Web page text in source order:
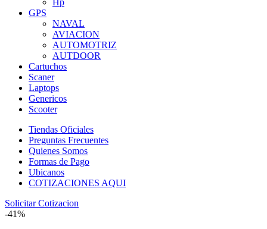
Hp
GPS
NAVAL
AVIACION
AUTOMOTRIZ
AUTDOOR
Cartuchos
Scaner
Laptops
Genericos
Scooter
Tiendas Oficiales
Preguntas Frecuentes
Quienes Somos
Formas de Pago
Ubicanos
COTIZACIONES AQUI
Solicitar Cotizacion
-41%